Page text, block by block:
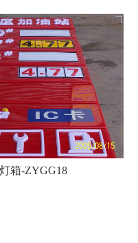
箱-ZYGG18